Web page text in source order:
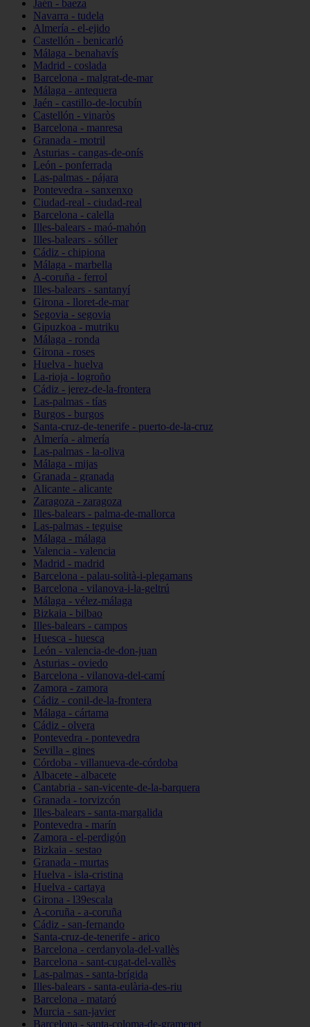
Jaén - baeza
Navarra - tudela
Almería - el-ejido
Castellón - benicarló
Málaga - benahavís
Madrid - coslada
Barcelona - malgrat-de-mar
Málaga - antequera
Jaén - castillo-de-locubín
Castellón - vinaròs
Barcelona - manresa
Granada - motril
Asturias - cangas-de-onís
León - ponferrada
Las-palmas - pájara
Pontevedra - sanxenxo
Ciudad-real - ciudad-real
Barcelona - calella
Illes-balears - maó-mahón
Illes-balears - sóller
Cádiz - chipiona
Málaga - marbella
A-coruña - ferrol
Illes-balears - santanyí
Girona - lloret-de-mar
Segovia - segovia
Gipuzkoa - mutriku
Málaga - ronda
Girona - roses
Huelva - huelva
La-rioja - logroño
Cádiz - jerez-de-la-frontera
Las-palmas - tías
Burgos - burgos
Santa-cruz-de-tenerife - puerto-de-la-cruz
Almería - almería
Las-palmas - la-oliva
Málaga - mijas
Granada - granada
Alicante - alicante
Zaragoza - zaragoza
Illes-balears - palma-de-mallorca
Las-palmas - teguise
Málaga - málaga
Valencia - valencia
Madrid - madrid
Barcelona - palau-solità-i-plegamans
Barcelona - vilanova-i-la-geltrú
Málaga - vélez-málaga
Bizkaia - bilbao
Illes-balears - campos
Huesca - huesca
León - valencia-de-don-juan
Asturias - oviedo
Barcelona - vilanova-del-camí
Zamora - zamora
Cádiz - conil-de-la-frontera
Málaga - cártama
Cádiz - olvera
Pontevedra - pontevedra
Sevilla - gines
Córdoba - villanueva-de-córdoba
Albacete - albacete
Cantabria - san-vicente-de-la-barquera
Granada - torvizcón
Illes-balears - santa-margalida
Pontevedra - marín
Zamora - el-perdigón
Bizkaia - sestao
Granada - murtas
Huelva - isla-cristina
Huelva - cartaya
Girona - l39escala
A-coruña - a-coruña
Cádiz - san-fernando
Santa-cruz-de-tenerife - arico
Barcelona - cerdanyola-del-vallès
Barcelona - sant-cugat-del-vallès
Las-palmas - santa-brígida
Illes-balears - santa-eulària-des-riu
Barcelona - mataró
Murcia - san-javier
Barcelona - santa-coloma-de-gramenet